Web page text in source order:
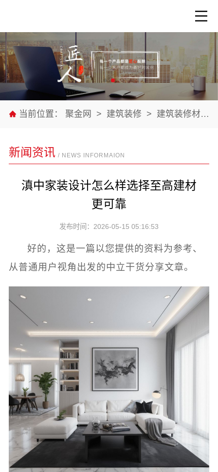
当前位置： 聚金网 > 建筑装修 > 建筑装修材料
新闻资讯 / NEWS INFORMAION
滇中家装设计怎么样选择至高建材
更可靠
发布时间：2026-05-15 05:16:53
好的，这是一篇以您提供的资料为参考、
从普通用户视角出发的中立干货分享文章。